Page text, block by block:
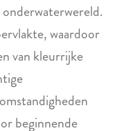
waardoor
van kleurrijke
beginnende